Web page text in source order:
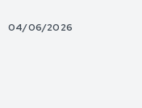
04/06/2026